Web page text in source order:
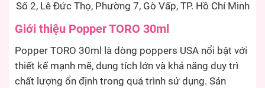
Số 2, Lê Đức Thọ, Phường 7, Gò Vấp, TP. Hồ Chí Minh
Giới thiệu Popper TORO 30ml
Popper TORO 30ml là dòng poppers USA nổi bật với
thiết kế mạnh mẽ, dung tích lớn và khả năng duy trì
chất lượng ổn định trong quá trình sử dụng. Sản